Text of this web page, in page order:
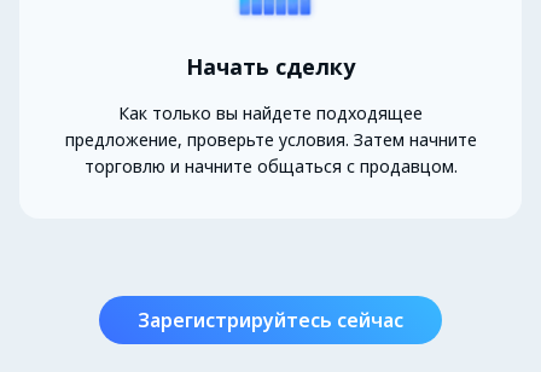
Начать сделку
Как только вы найдете подходящее
предложение, проверьте условия. Затем начните
торговлю и начните общаться с продавцом.
Зарегистрируйтесь сейчас